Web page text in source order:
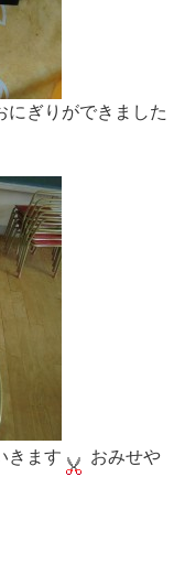
にぎりができました
きます
おみせや